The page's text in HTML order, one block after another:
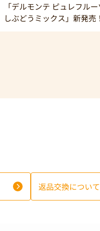
「デルモンテ ピュレフル
しぶどうミックス」新発売！
返品交換について